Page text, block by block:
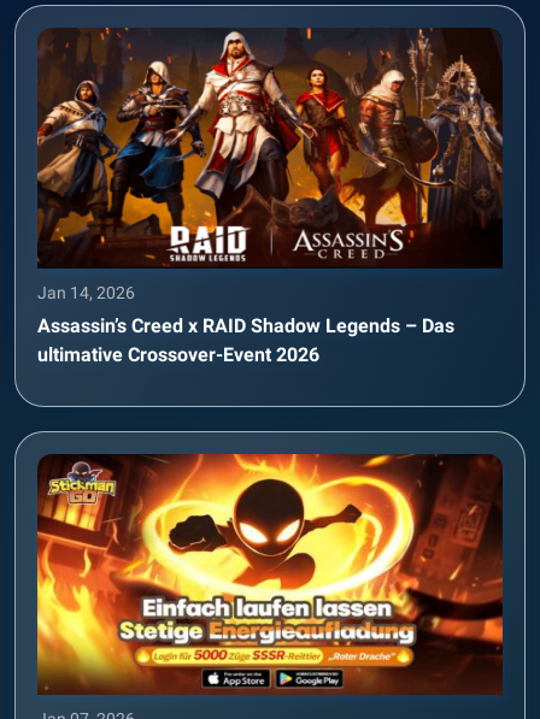
Jan 14, 2026
Assassin’s Creed x RAID Shadow Legends – Das
ultimative Crossover-Event 2026